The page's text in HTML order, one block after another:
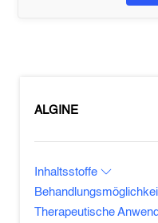
ALGINE
Inhaltsstoffe
Therapeutische